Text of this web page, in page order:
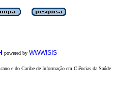
powered by WWWISIS
e do Caribe de Informação em Ciências da Saúde